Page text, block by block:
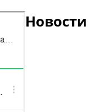
Новости